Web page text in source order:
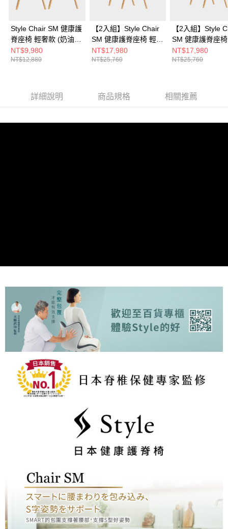
Style Chair SM 健康護
脊座椅 輕奢款 (奶油
白/森林綠)
NT$9,980
NT$12,880
【2入組】Style Chair
SM 健康護脊座椅 輕奢
款 (森林綠+森林綠) 兩
入
NT$17,980
NT$25,760
【2入組】Style
SM 健康護脊座
款 (奶油白+奶油
入
NT$17,980
NT$25,760
詳細說明 商品規格 相關推薦